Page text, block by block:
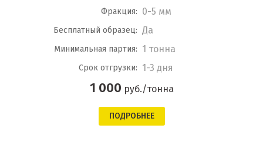
Фракция: 0-5 мм
Бесплатный образец: Да
Минимальная партия: 1 тонна
Срок отгрузки: 1-3 дня
1 000 руб./тонна
ПОДРОБНЕЕ